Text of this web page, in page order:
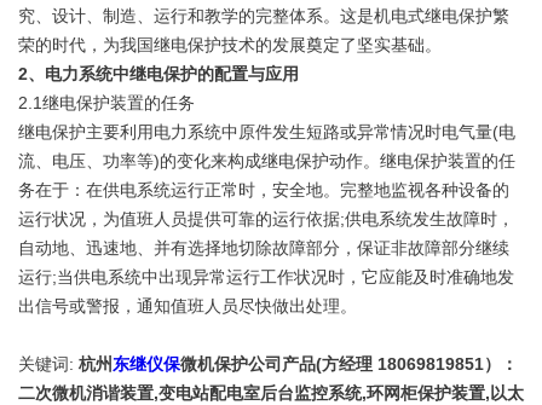
究、设计、制造、运行和教学的完整体系。这是机电式继电保护繁
荣的时代，为我国继电保护技术的发展奠定了坚实基础。
2、电力系统中继电保护的配置与应用
2.1继电保护装置的任务
继电保护主要利用电力系统中原件发生短路或异常情况时电气量(电
流、电压、功率等)的变化来构成继电保护动作。继电保护装置的任
务在于：在供电系统运行正常时，安全地。完整地监视各种设备的
运行状况，为值班人员提供可靠的运行依据;供电系统发生故障时，
自动地、迅速地、并有选择地切除故障部分，保证非故障部分继续
运行;当供电系统中出现异常运行工作状况时，它应能及时准确地发
出信号或警报，通知值班人员尽快做出处理。
关键词: 杭州东继仪保微机保护公司产品(方经理 18069819851）：
二次微机消谐装置,变电站配电室后台监控系统,环网柜保护装置,以太